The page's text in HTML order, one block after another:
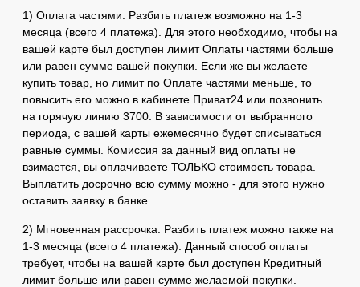
1) Оплата частями. Разбить платеж возможно на 1-3
месяца (всего 4 платежа).
Для этого необходимо, чтобы на
вашей карте был доступен лимит Оплаты частями больше
или равен сумме вашей покупки. Если же вы желаете
купить товар, но лимит по Оплате частями меньше, то
повысить его можно в кабинете Приват24 или позвонить
на горячую линию 3700. В зависимости от выбранного
периода, с вашей карты ежемесячно будет списываться
равные суммы. Комиссия за данный вид оплаты не
взимается, вы оплачиваете ТОЛЬКО стоимость товара.
Выплатить досрочно всю сумму можно - для этого нужно
оставить заявку в банке.
2) Мгновенная рассрочка. Разбить платеж можно также на
1-3 месяца (всего 4 платежа). Данный способ оплаты
требует, чтобы на вашей карте был доступен Кредитный
лимит больше или равен сумме желаемой покупки.